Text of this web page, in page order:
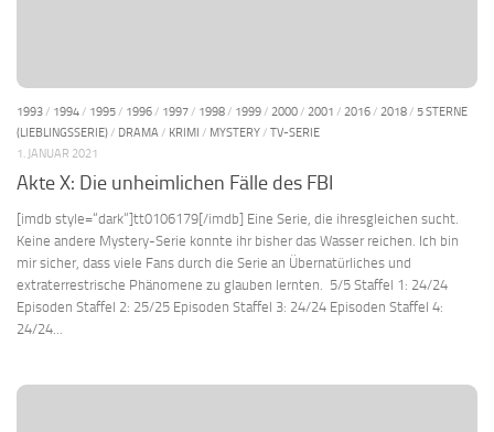
1993/ 1994/ 1995/ 1996/ 1997/ 1998/ 1999/ 2000/ 2001 / 2016/ 2018/ 5 STERNE
(LIEBLINGSSERIE)/ DRAMA / KRIMI / MYSTERY/ TV-SERIE
1. JANUAR 2021
Akte X: Die unheimlichen Fälle des FBI
[imdb style=“dark“]tt0106179[/imdb] Eine Serie, die ihresgleichen sucht.
Keine andere Mystery-Serie konnte ihr bisher das Wasser reichen. Ich bin
mir sicher, dass viele Fans durch die Serie an Übernatürliches und
extraterrestrische Phänomene zu glauben lernten. 5/5 Staffel 1: 24/24
Episoden Staffel 2: 25/25 Episoden Staffel 3: 24/24 Episoden Staffel 4:
24/24...